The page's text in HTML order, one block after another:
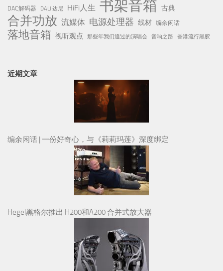
DAC解码器 DALI 达尼 HiFi人生 书架音箱 古典
合并功放 流媒体 电源处理器 线材 编余闲话
落地音箱 视听观点 那些年我们追过的演唱会 音响之路 香港流行黑胶
近期文章
编余闲话 | 一份好奇心，与《莉莉玛莲》深度绑定
Hegel黑格尔推出 H200和A200 合并式放大器